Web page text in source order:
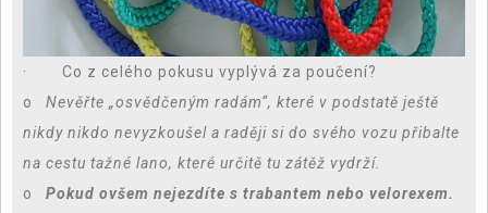
· Co z celého pokusu vyplývá za poučení?
o Nevěřte „osvědčeným radám“, které v podstatě ještě
nikdy nikdo nevyzkoušel a raději si do svého vozu přibalte
na cestu tažné lano, které určitě tu zátěž vydrží.
o Pokud ovšem nejezdíte s trabantem nebo velorexem.